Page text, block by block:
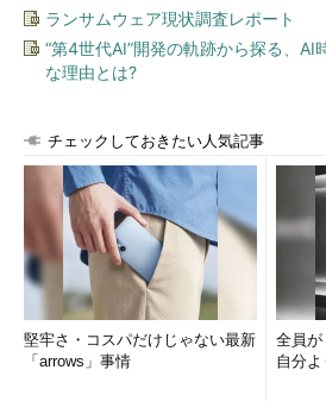
ランサムウェア現状調査レポート
“第4世代AI”開発の軌跡から探る、AI
な理由とは?
チェックしておきたい人気記事
堅牢さ・コスパだけじゃない最新
「arrows」事情
全員が
自分